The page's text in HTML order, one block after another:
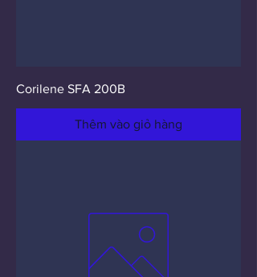
Corilene SFA 200B
Thêm vào giỏ hàng